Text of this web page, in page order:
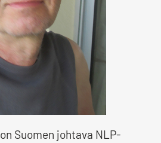
Suomen johtava NLP-